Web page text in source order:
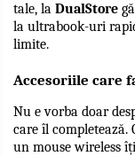
tale, la DualStore
la ultrabook-uri
limite.
Accesoriile care
Nu e vorba doar
care îl
un mouse wireless